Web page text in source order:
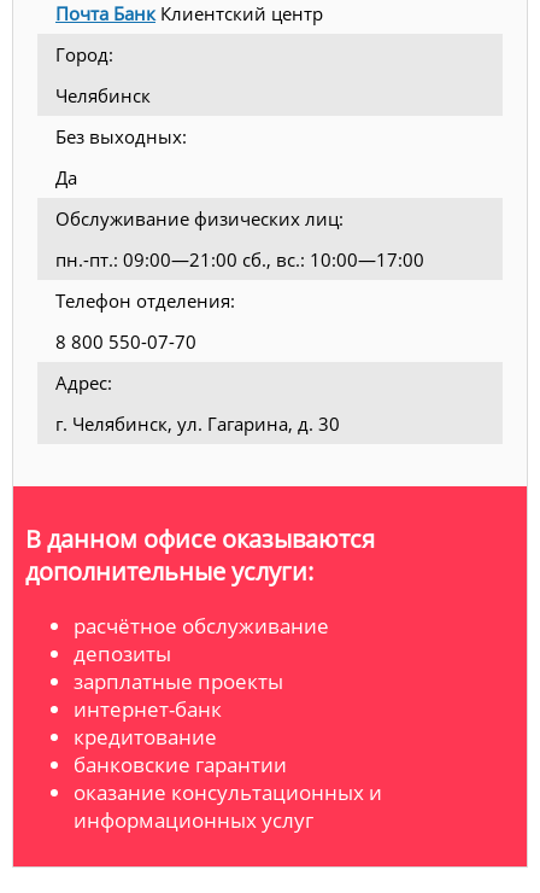
Почта БанкКлиентский центр
Город:
Челябинск
Без выходных:
Да
Обслуживание физических лиц:
пн.-пт.: 09:00—21:00 сб., вс.: 10:00—17:00
Телефон отделения:
8 800 550-07-70
Адрес:
г. Челябинск, ул. Гагарина, д. 30
В данном офисе оказываются
дополнительные услуги:
расчётное обслуживание
депозиты
зарплатные проекты
интернет-банк
кредитование
банковские гарантии
оказание консультационных и
информационных услуг